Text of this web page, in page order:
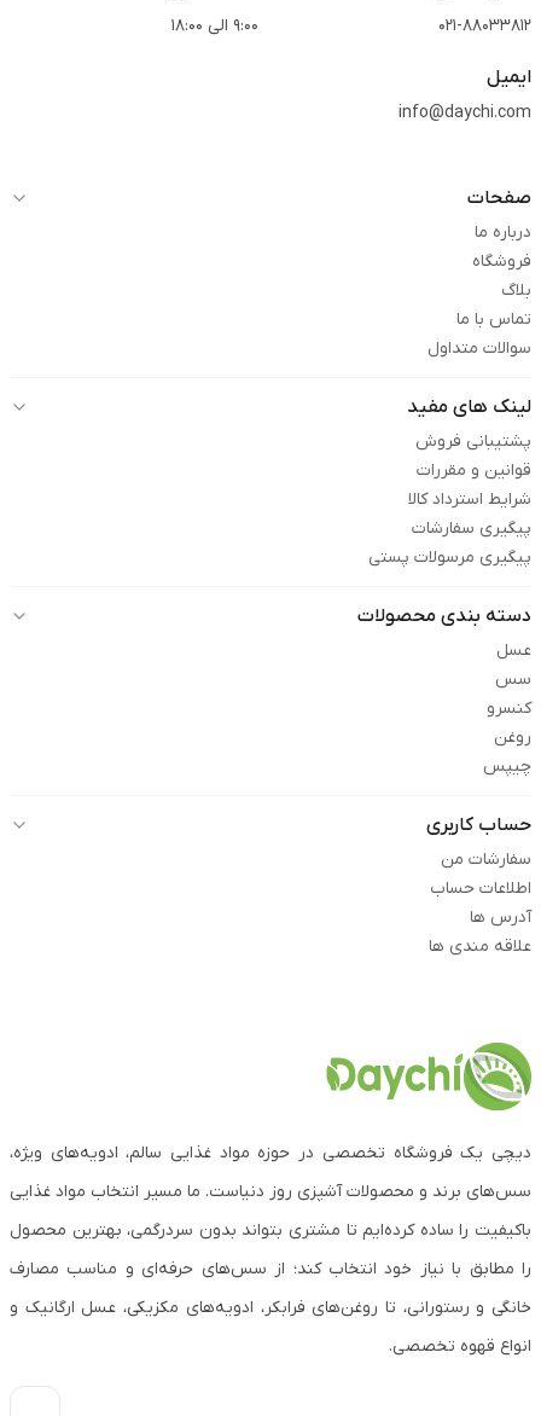
021-88033812 9:00 الی 18:00
ایمیل
info@daychi.com
صفحات
درباره ما
فروشگاه
بلاگ
تماس با ما
سوالات متداول
لینک های مفید
پشتیبانی فروش
قوانین و مقررات
شرایط استرداد کالا
پیگیری سفارشات
پیگیری مرسولات پستی
دسته بندی محصولات
عسل
سس
کنسرو
روغن
چیپس
حساب کاربری
سفارشات من
اطلاعات حساب
آدرس ها
علاقه مندی ها
دیچی یک فروشگاه تخصصی در حوزه مواد غذایی سالم، ادویه‌های ویژه،
سس‌های برند و محصولات آشپزی روز دنیاست. ما مسیر انتخاب مواد غذایی
باکیفیت را ساده کرده‌ایم تا مشتری بتواند بدون سردرگمی، بهترین محصول
را مطابق با نیاز خود انتخاب کند؛ از سس‌های حرفه‌ای و مناسب مصارف
خانگی و رستورانی، تا روغن‌های فرابکر، ادویه‌های مکزیکی، عسل ارگانیک و
انواع قهوه تخصصی.